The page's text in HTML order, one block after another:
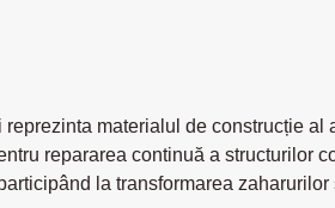
materialul de construcție al
repararea continuă a structurilor
la transformarea